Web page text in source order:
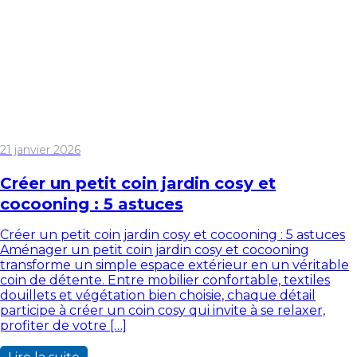
21 janvier 2026
Créer un petit coin jardin cosy et
cocooning : 5 astuces
Créer un petit coin jardin cosy et cocooning : 5 astuces
Aménager un petit coin jardin cosy et cocooning
transforme un simple espace extérieur en un véritable
coin de détente. Entre mobilier confortable, textiles
douillets et végétation bien choisie, chaque détail
participe à créer un coin cosy qui invite à se relaxer,
profiter de votre […]